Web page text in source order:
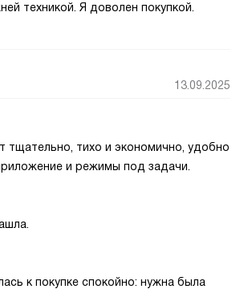
техникой. Я доволен покупкой.
13.09.2025
тщательно, тихо и экономично, удобно
и режимы под задачи.
к покупке спокойно: нужна была